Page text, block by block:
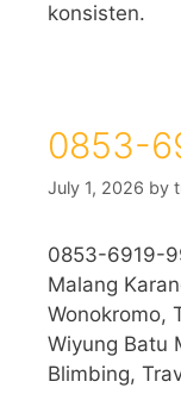
konsisten.
0853-
July 1, 2026 by
0853-6919-
Malang
Wonokromo,
Wiyung Batu
Blimbing,